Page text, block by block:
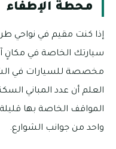
محطة الإطفاء
إذا كنت مقيم في نواحي
سيارتك الخاصة في
مخصصة للسيارات في
العلم أن عدد المباني
المواقف الخاصة بها
واحد من جوانب الشوارع.